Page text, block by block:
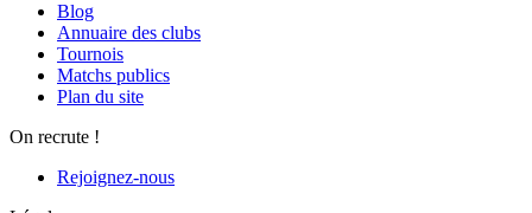
Blog
Annuaire des clubs
Tournois
Matchs publics
Plan du site
On recrute !
Rejoignez-nous